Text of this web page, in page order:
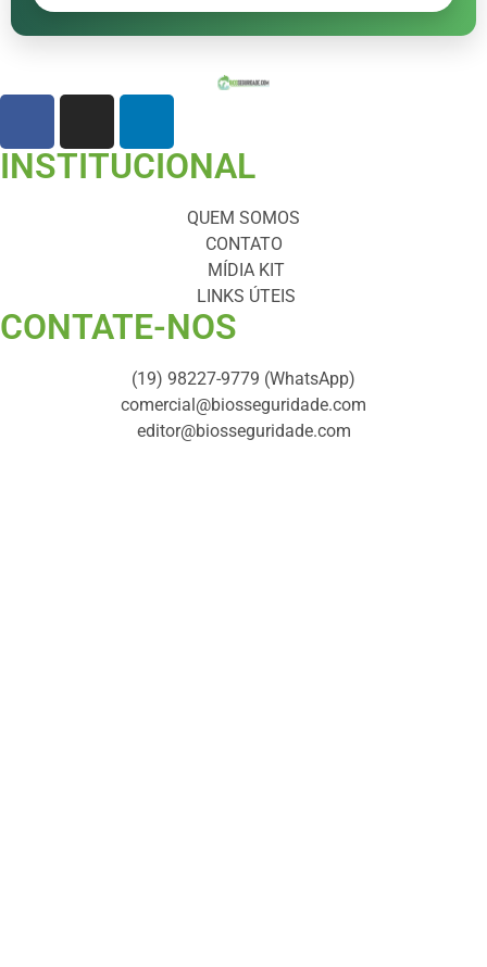
INSTITUCIONAL
QUEM SOMOS
CONTATO
MÍDIA KIT
LINKS ÚTEIS
CONTATE-NOS ​
(19) 98227-9779 (WhatsApp)
comercial@biosseguridade.com
editor@biosseguridade.com